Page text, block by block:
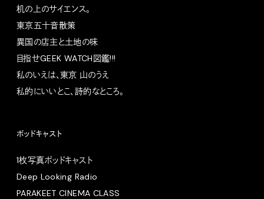
机の上のサイエンス。
東京五十音散策
異国の店主と土地の味
目指せGEEK WATCH図鑑!!!
私のいえは、東京 山のうえ
私的にいいとこ、詩的なところ。
ポッドキャスト
1枚写真ポッドキャスト
Deep Looking Radio
PARAKEET CINEMA CLASS